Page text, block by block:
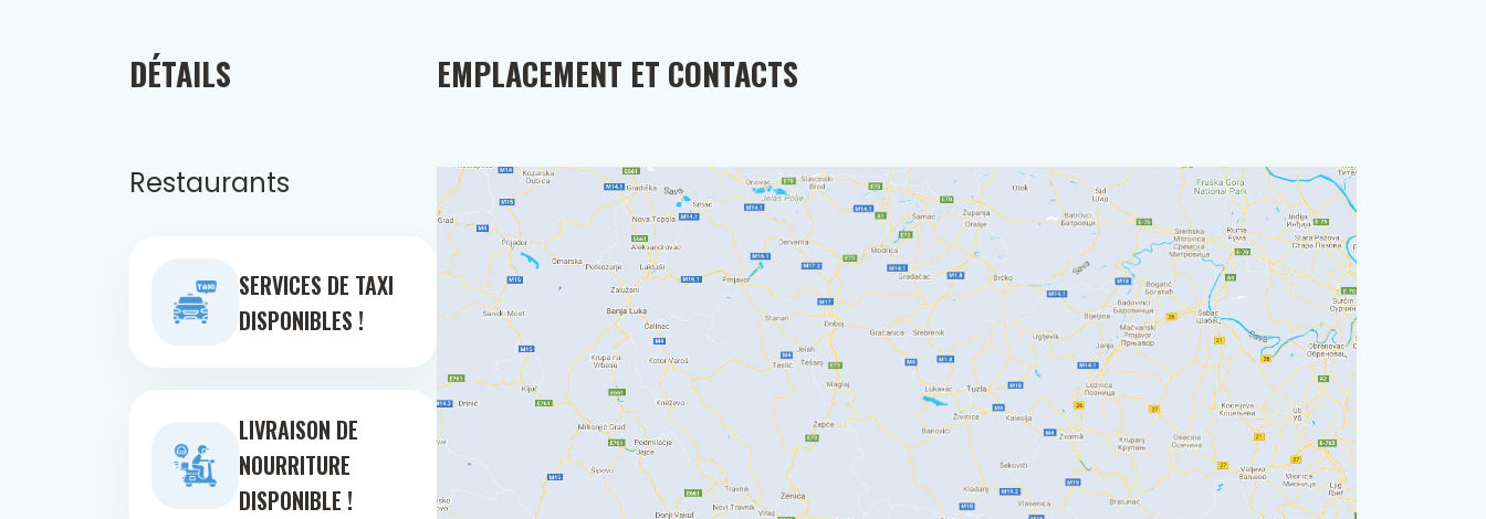
DÉTAILS
Restaurants
SERVICES DE TAXI
DISPONIBLES !
LIVRAISON DE
NOURRITURE
DISPONIBLE !
EMPLACEMENT ET CONTACTS